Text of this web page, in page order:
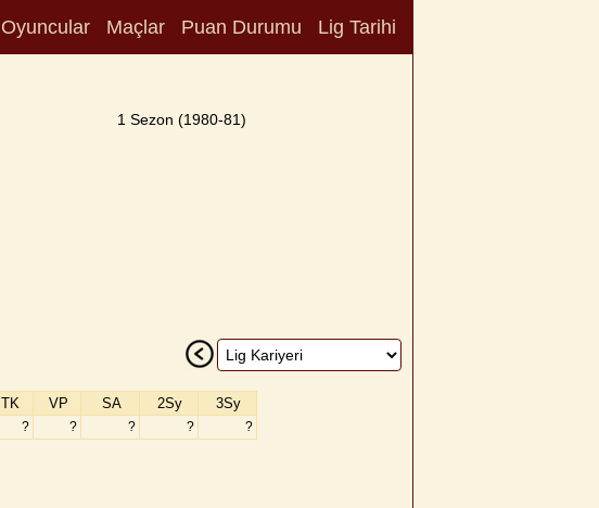
Oyuncular Maçlar Puan Durumu Lig Tarihi
1 Sezon (1980-81)
TK VP SA 2Sy 3Sy
? ? ? ? ?